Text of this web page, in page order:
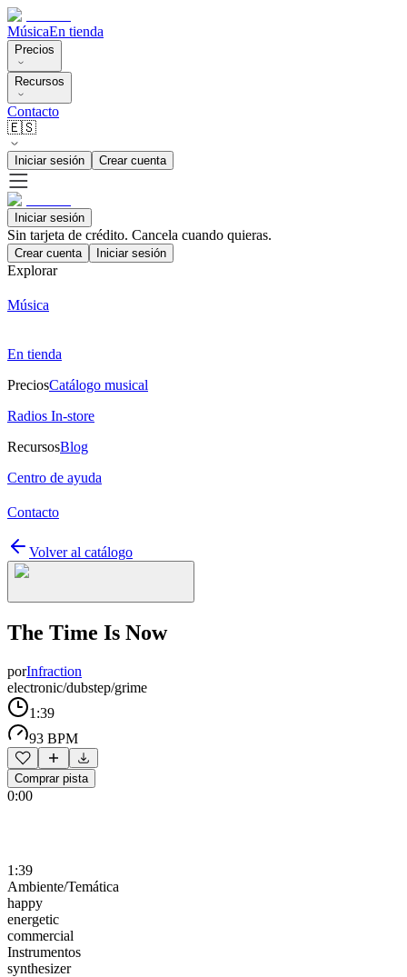
MúsicaEn tienda
Precios
Recursos
Contacto
🇪🇸
Iniciar sesión Crear cuenta
Iniciar sesión
Sin tarjeta de crédito. Cancela cuando quieras.
Crear cuenta Iniciar sesión
Explorar
Música
En tienda
PreciosCatálogo musical
Radios In-store
RecursosBlog
Centro de ayuda
Contacto
Volver al catálogo
The Time Is Now
porInfraction
electronic/dubstep/grime
1:39
93 BPM
Comprar pista
0:00
1:39
Ambiente/Temática
happy
energetic
commercial
Instrumentos
synthesizer